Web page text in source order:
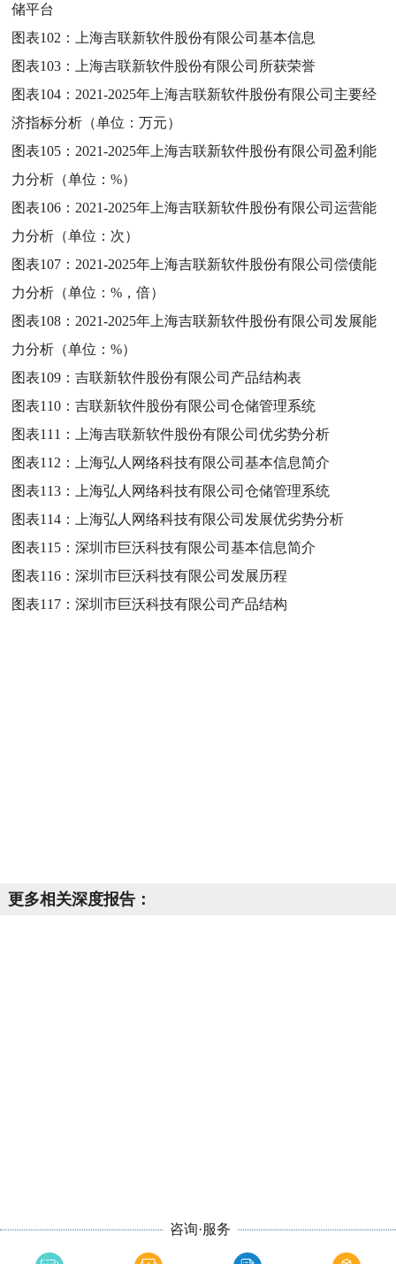
储平台
图表102：
上海吉联新软件股份有限公司基本信息
图表103：
上海吉联新软件股份有限公司所获荣誉
图表104： 2021-2025年上海吉联新软件股份有限公司主要经
济指标分析（单位：万元）
图表105： 2021-2025年上海吉联新软件股份有限公司盈利能
力分析（单位：%）
图表106： 2021-2025年上海吉联新软件股份有限公司运营能
力分析（单位：次）
图表107： 2021-2025年上海吉联新软件股份有限公司偿债能
力分析（单位：%，倍）
图表108： 2021-2025年上海吉联新软件股份有限公司发展能
力分析（单位：%）
图表109：吉联新软件股份有限公司产品结构表
图表110：吉联新软件股份有限公司仓储管理系统
图表111：
上海吉联新软件股份有限公司优劣势分析
图表112：
上海弘人网络科技有限公司基本信息简介
图表113：
上海弘人网络科技有限公司仓储管理系统
图表114：
上海弘人网络科技有限公司发展优劣势分析
图表115：深圳市巨沃科技有限公司基本信息简介
图表116：深圳市巨沃科技有限公司发展历程
图表117：深圳市巨沃科技有限公司产品结构
更多相关深度报告：
咨询·服务